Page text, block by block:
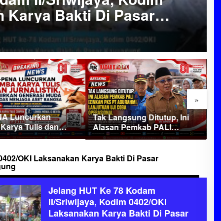
Karya Bakti Di Pasar
»
Luncurkan
Tulis dan
Lahirkan
Aset Bangsa
Tak Langsung Ditutup, Ini
Alasan Pemkab PALI
Izinkan PKS PT Aburahmi
Operasional
OKI Laksanakan Karya Bakti Di Pasar
Jelang HUT Ke 78 Kodam
II/Sriwijaya, Kodim 0402/OKI
Laksanakan Karya Bakti Di Pasar